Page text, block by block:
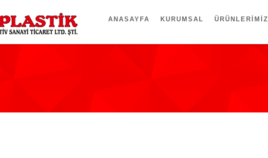
ANASAYFA KURUMSAL ÜRÜNLERIMIZ